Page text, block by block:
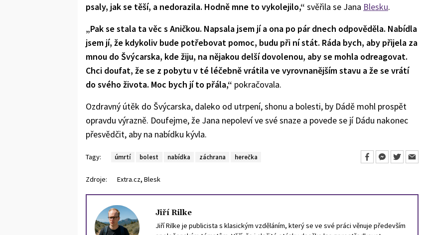
psaly, jak se těší, a nedorazila. Hodně mne to vykolejilo,“ svěřila se Jana Blesku.
„Pak se stala ta věc s Aničkou. Napsala jsem jí a ona po pár dnech odpověděla. Nabídla
jsem jí, že kdykoliv bude potřebovat pomoc, budu při ní stát. Ráda bych, aby přijela za
mnou do Švýcarska, kde žiju, na nějakou delší dovolenou, aby se mohla odreagovat.
Chci doufat, že se z pobytu v té léčebně vrátila ve vyrovnanějším stavu a že se vrátí
do svého života. Moc bych jí to přála,“ pokračovala.
Ozdravný útěk do Švýcarska, daleko od utrpení, shonu a bolesti, by Dádě mohl prospět
opravdu výrazně. Doufejme, že Jana nepoleví ve své snaze a povede se jí Dádu nakonec
přesvědčit, aby na nabídku kývla.
Tagy: úmrtí bolest nabídka záchrana herečka
Zdroje: Extra.cz, Blesk
Jiří Rilke
Jiří Rilke je publicista s klasickým vzděláním, který se ve své práci věnuje především